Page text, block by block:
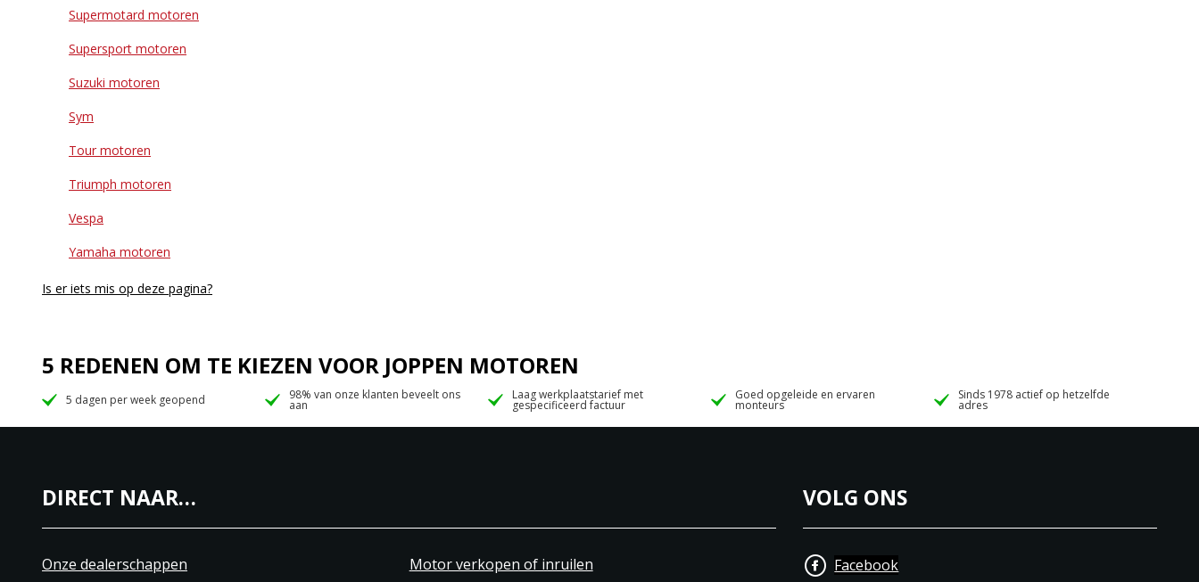
Supermotard motoren
Supersport motoren
Suzuki motoren
Sym
Tour motoren
Triumph motoren
Vespa
Yamaha motoren
Is er iets mis op deze pagina?
5 REDENEN OM TE KIEZEN VOOR JOPPEN MOTOREN
5 dagen per week geopend 98% van onze klanten beveelt ons
aan
Laag werkplaatstarief met
gespecificeerd factuur
Goed opgeleide en ervaren
monteurs
Sinds 1978 actief op hetzelfde
adres
DIRECT NAAR…
Onze dealerschappen Motor verkopen of inruilen
VOLG ONS
Facebook